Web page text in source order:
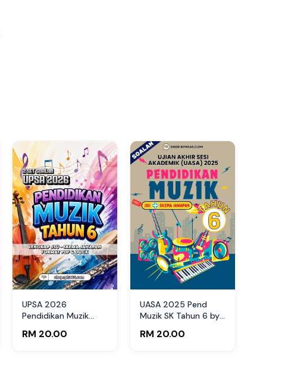
UPSA 2026
Pendidikan Muzik
RM 20.00
UASA 2025 Pend
Muzik SK Tahun 6 by
RM 20.00